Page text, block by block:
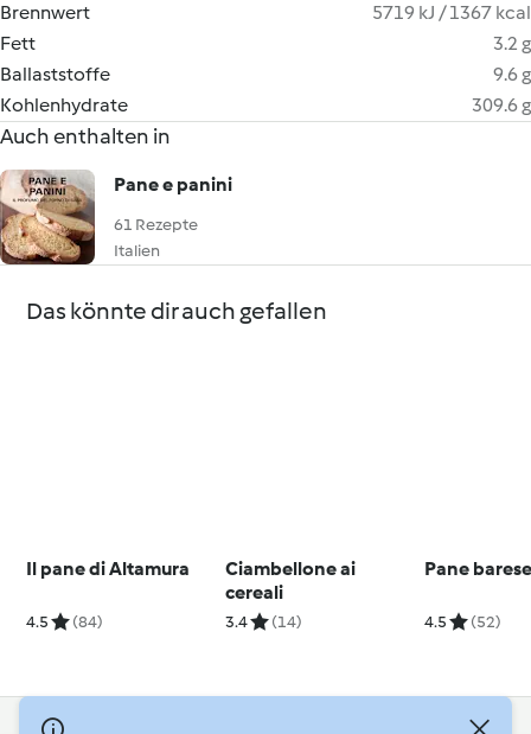
Brennwert
5719 kJ / 1367 kcal
Fett
3.2 g
Ballaststoffe
9.6 g
Kohlenhydrate
309.6 g
Auch enthalten in
Pane e panini
61 Rezepte
Italien
Das könnte dir auch gefallen
Il pane di Altamura
4.5 (84)
Ciambellone ai
cereali
3.4 (14)
Pane
4.5 (52)